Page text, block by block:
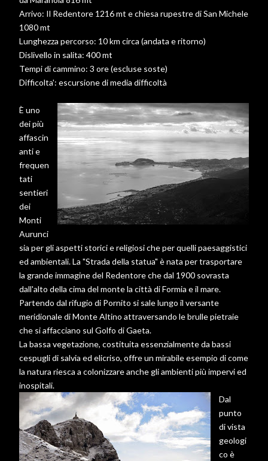
Arrivo: Il Redentore 1216 mt e chiesa rupestre di San Michele
1080 mt
Lunghezza percorso: 10 km circa (andata e ritorno)
Dislivello in salita: 400 mt
Tempi di cammino: 3 ore (escluse soste)
Difficolta': escursione di media difficoltà
È uno
dei più
affascin
anti e
frequen
tati
sentieri
dei
Monti
Aurunci
sia per gli aspetti storici e religiosi che per quelli paesaggistici
ed ambientali. La "Strada della statua" è nata per trasportare
la grande immagine del Redentore che dal 1900 sovrasta
dall'alto della cima del monte la città di Formia e il mare.
Partendo dal rifugio di Pornito si sale lungo il versante
meridionale di Monte Altino attraversando le brulle pietraie
che si affacciano sul Golfo di Gaeta.
La bassa vegetazione, costituita essenzialmente da bassi
cespugli di salvia ed elicriso, offre un mirabile esempio di come
la natura riesca a colonizzare anche gli ambienti più impervi ed
inospitali.
Dal
punto
di vista
geologi
co è